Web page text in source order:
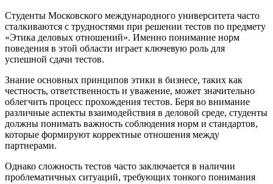
Студенты Московского международного университета часто
сталкиваются с трудностями при решении тестов по предмету
«Этика деловых отношений». Именно понимание норм
поведения в этой области играет ключевую роль для
успешной сдачи тестов.
Знание основных принципов этики в бизнесе, таких как
честность, ответственность и уважение, может значительно
облегчить процесс прохождения тестов. Беря во внимание
различные аспекты взаимодействия в деловой среде, студенты
должны понимать важность соблюдения норм и стандартов,
которые формируют корректные отношения между
партнерами.
Однако сложность тестов часто заключается в наличии
проблематичных ситуаций, требующих тонкого понимания